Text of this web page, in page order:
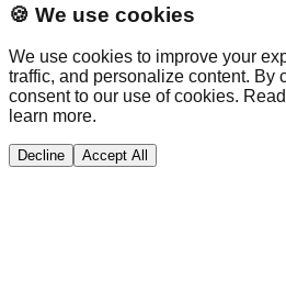
🍪 We use cookies
We use cookies to improve your
traffic, and personalize content. By
consent to our use of cookies.
learn more.
Decline Accept All